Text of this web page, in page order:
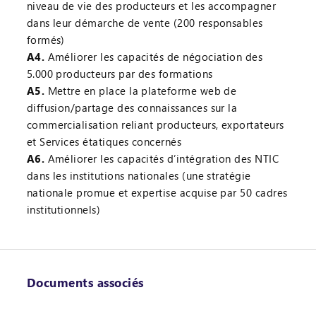
niveau de vie des producteurs et les accompagner
dans leur démarche de vente (200 responsables
formés)
A4. Améliorer les capacités de négociation des
5.000 producteurs par des formations
A5. Mettre en place la plateforme web de
diffusion/partage des connaissances sur la
commercialisation reliant producteurs, exportateurs
et Services étatiques concernés
A6. Améliorer les capacités d’intégration des NTIC
dans les institutions nationales (une stratégie
nationale promue et expertise acquise par 50 cadres
institutionnels)
Documents associés